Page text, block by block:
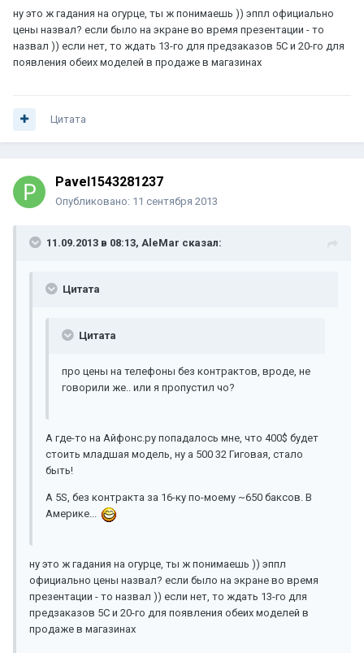
ну это ж гадания на огурце, ты ж понимаешь )) эппл официально
цены назвал? если было на экране во время презентации - то
назвал )) если нет, то ждать 13-го для предзаказов 5C и 20-го для
появления обеих моделей в продаже в магазинах
Цитата
Pavel1543281237
Опубликовано: 11 сентября 2013
11.09.2013 в 08:13, AleMar сказал:
Цитата
Цитата
про цены на телефоны без контрактов, вроде, не
говорили же.. или я пропустил чо?
А где-то на Айфонс.ру попадалось мне, что 400$ будет
стоить младшая модель, ну а 500 32 Гиговая, стало
быть!
А 5S, без контракта за 16-ку по-моему ~650 баксов. В
Америке...
ну это ж гадания на огурце, ты ж понимаешь )) эппл
официально цены назвал? если было на экране во время
презентации - то назвал )) если нет, то ждать 13-го для
предзаказов 5C и 20-го для появления обеих моделей в
продаже в магазинах